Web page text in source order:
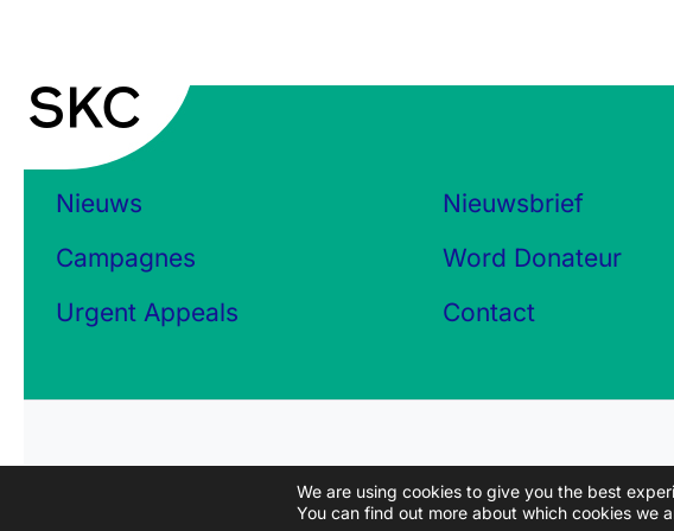
Nieuws
Campagnes
Urgent Appeals
Nieuwsbrief
Word Donateur
Contact
We are using cookies to give you the best
You can find out more about which cookies we